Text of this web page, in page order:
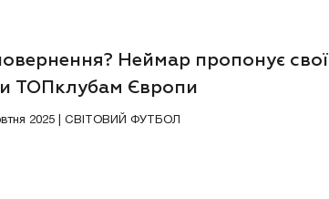
Неймар пропонує свої
ТОПклубам Європи
2025 | СВІТОВИЙ ФУТБОЛ